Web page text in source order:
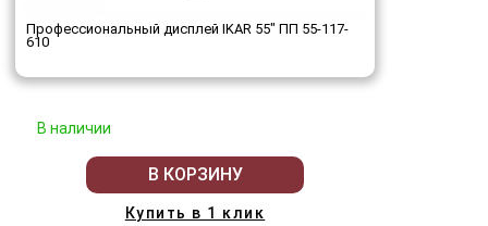
Профессиональный дисплей IKAR 55" ПП 55-117-
610
В наличии
В КОРЗИНУ
Купить в 1 клик